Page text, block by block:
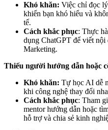
Khó khăn: Việc chỉ đọc
khiến bạn khó hiểu và
tế.
Cách khắc phục: Thực
dụng ChatGPT để viết nội
Marketing.
Thiếu người hướng dẫn hoặc
Khó khăn: Tự học AI dễ
khi công nghệ thay đổi
Cách khắc phục: Tham
mentor hướng dẫn hoặc
hỗ trợ và chia sẻ kinh